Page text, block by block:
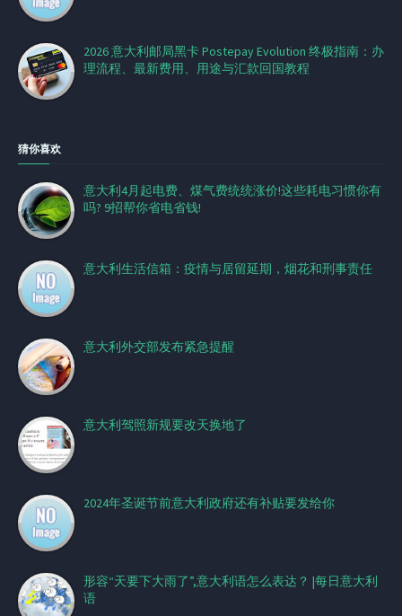
2026 意大利邮局黑卡 Postepay Evolution 终极指南：办
理流程、最新费用、用途与汇款回国教程
猜你喜欢
意大利4月起电费、煤气费统统涨价!这些耗电习惯你有
吗? 9招帮你省电省钱!
意大利生活信箱：疫情与居留延期，烟花和刑事责任
意大利外交部发布紧急提醒
意大利驾照新规要改天换地了
2024年圣诞节前意大利政府还有补贴要发给你
形容“天要下大雨了”,意大利语怎么表达？ |每日意大利
语